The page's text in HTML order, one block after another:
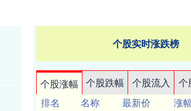
个股实时涨跌榜
个股涨幅 个股跌幅 个股流入 个
排名
名称 最新价 涨